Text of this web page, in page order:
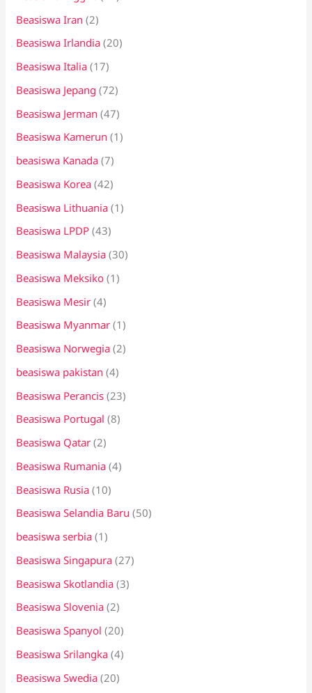
Beasiswa Iran (2)
Beasiswa Irlandia (20)
Beasiswa Italia (17)
Beasiswa Jepang (72)
Beasiswa Jerman (47)
Beasiswa Kamerun (1)
beasiswa Kanada (7)
Beasiswa Korea (42)
Beasiswa Lithuania (1)
Beasiswa LPDP (43)
Beasiswa Malaysia (30)
Beasiswa Meksiko (1)
Beasiswa Mesir (4)
Beasiswa Myanmar (1)
Beasiswa Norwegia (2)
beasiswa pakistan (4)
Beasiswa Perancis (23)
Beasiswa Portugal (8)
Beasiswa Qatar (2)
Beasiswa Rumania (4)
Beasiswa Rusia (10)
Beasiswa Selandia Baru (50)
beasiswa serbia (1)
Beasiswa Singapura (27)
Beasiswa Skotlandia (3)
Beasiswa Slovenia (2)
Beasiswa Spanyol (20)
Beasiswa Srilangka (4)
Beasiswa Swedia (20)